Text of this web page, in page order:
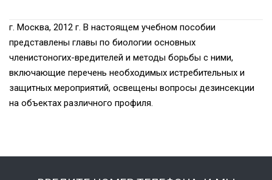
г. Москва, 2012 г. В настоящем учебном пособии
представлены главы по биологии основных
членистоногих-вредителей и методы борьбы с ними,
включающие перечень необходимых истребительных и
защитных мероприятий, освещены вопросы дезинсекции
на объектах различного профиля.